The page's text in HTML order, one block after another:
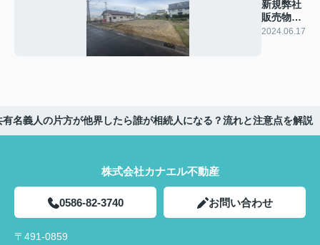
新規弊社
販売物件
情報
2024.06.17
有名義人の片方が他界したら誰が相続人になる？流れと注意点を解説
株式会社カナエル不動産
0586-82-3740 お問い合わせ
〒491-0859